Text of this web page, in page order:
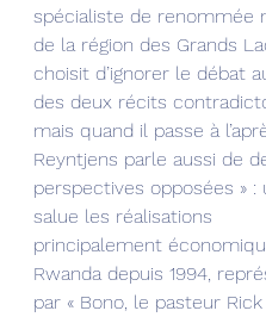
spécialiste de renommée
de la région des Grands
choisit d’ignorer le débat
des deux récits
mais quand il passe à
Reyntjens parle aussi de
perspectives opposées » :
salue les réalisations
principalement
Rwanda depuis 1994,
par « Bono, le pasteur Rick